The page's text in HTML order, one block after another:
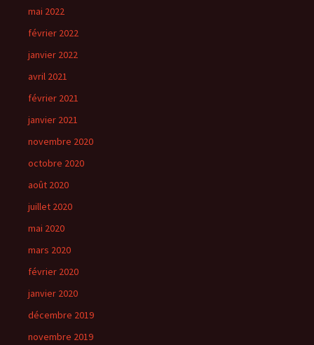
mai 2022
février 2022
janvier 2022
avril 2021
février 2021
janvier 2021
novembre 2020
octobre 2020
août 2020
juillet 2020
mai 2020
mars 2020
février 2020
janvier 2020
décembre 2019
novembre 2019